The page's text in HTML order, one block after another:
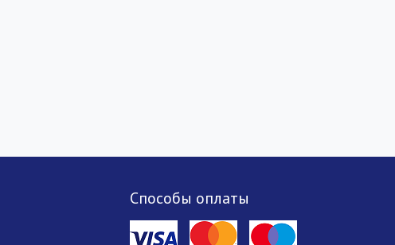
Способы оплаты